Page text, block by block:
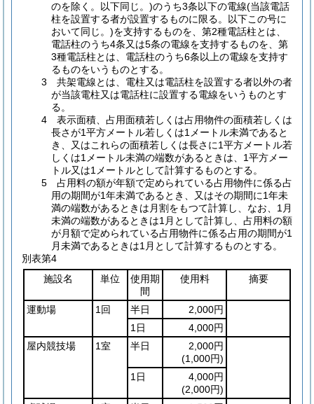
のを除く。以下同じ。)のうち3条以下の電線(当該電話
柱を設置する者が設置するものに限る。以下この号に
おいて同じ。)を支持するものを、第2種電話柱とは、
電話柱のうち4条又は5条の電線を支持するものを、第
3種電話柱とは、電話柱のうち6条以上の電線を支持す
るものをいうものとする。
3 共架電線とは、電柱又は電話柱を設置する者以外の者
が当該電柱又は電話柱に設置する電線をいうものとす
る。
4 表示面積、占用面積若しくは占用物件の面積若しくは
長さが1平方メートル若しくは1メートル未満であると
き、又はこれらの面積若しくは長さに1平方メートル若
しくは1メートル未満の端数があるときは、1平方メー
トル又は1メートルとして計算するものとする。
5 占用料の額が年額で定められている占用物件に係る占
用の期間が1年未満であるとき、又はその期間に1年未
満の端数があるときは月割をもつて計算し、なお、1月
未満の端数があるときは1月として計算し、占用料の額
が月額で定められている占用物件に係る占用の期間が1
月未満であるときは1月として計算するものとする。
別表第4
施設名
単位
使用期
間
使用料 摘要
運動場 1回 半日
2,000円
1日
4,000円
屋内競技場
1室 半日
2,000円
(1,000円)
1日
4,000円
(2,000円)